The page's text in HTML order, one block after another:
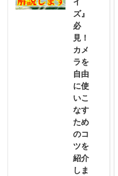
ズ』
必
見！
カメ
ラを
自由
に使
いこ
なす
ため
のコ
ツを
紹介
しま